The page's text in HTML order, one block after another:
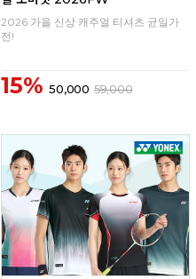
2026 가을 신상 캐주얼 티셔츠 균일가
전!
15% 50,000 59,000